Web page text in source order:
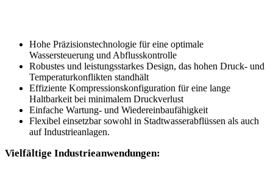
Hohe Präzisionstechnologie für eine optimale
Wassersteuerung und Abflusskontrolle
Robustes und leistungsstarkes Design, das hohen Druck- und
Temperaturkonflikten standhält
Effiziente Kompressionskonfiguration für eine lange
Haltbarkeit bei minimalem Druckverlust
Einfache Wartung- und Wiedereinbaufähigkeit
Flexibel einsetzbar sowohl in Stadtwasserabflüssen als auch
auf Industrieanlagen.
Vielfältige Industrieanwendungen: